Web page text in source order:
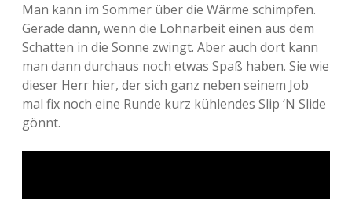
Man kann im Sommer über die Wärme schimpfen.
Gerade dann, wenn die Lohnarbeit einen aus dem
Schatten in die Sonne zwingt. Aber auch dort kann
man dann durchaus noch etwas Spaß haben. Sie wie
dieser Herr hier, der sich ganz neben seinem Job
mal fix noch eine Runde kurz kühlendes Slip ‘N Slide
gönnt.